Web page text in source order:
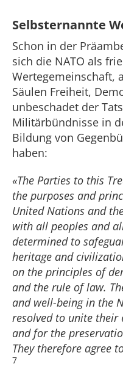
Selbsternannte
Schon in der
sich die NATO als
Wertegemeinschaft,
Säulen Freiheit,
unbeschadet der
Militärbündnisse in
Bildung von
haben:
«The Parties to this
the purposes and
United Nations and
with all peoples and
determined to
heritage and
on the principles of
and the rule of law.
and well-being in the
resolved to unite their
and for the
They therefore agree
7